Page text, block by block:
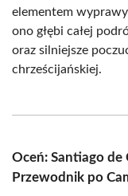
elementem
ono głębi całej
oraz silniejsze
chrześcijańskiej.
Oceń: Santiago de
Przewodnik po